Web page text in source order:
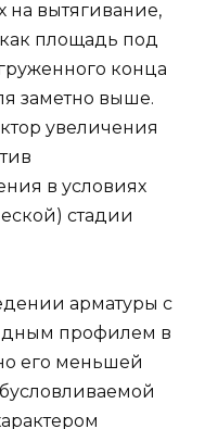
на вытягивание,
площадь под
конца
заметно выше.
увеличения
в условиях
стадии
арматуры с
профилем в
его меньшей